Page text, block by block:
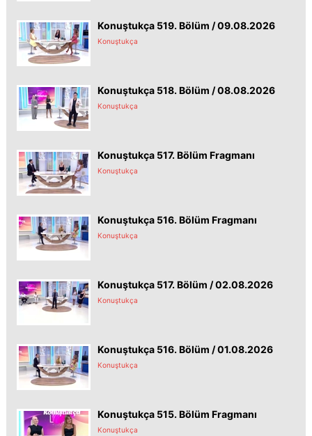
Konuştukça 519. Bölüm / 09.08.2026
Konuştukça
Konuştukça 518. Bölüm / 08.08.2026
Konuştukça
Konuştukça 517. Bölüm Fragmanı
Konuştukça
Konuştukça 516. Bölüm Fragmanı
Konuştukça
Konuştukça 517. Bölüm / 02.08.2026
Konuştukça
Konuştukça 516. Bölüm / 01.08.2026
Konuştukça
Konuştukça 515. Bölüm Fragmanı
Konuştukça